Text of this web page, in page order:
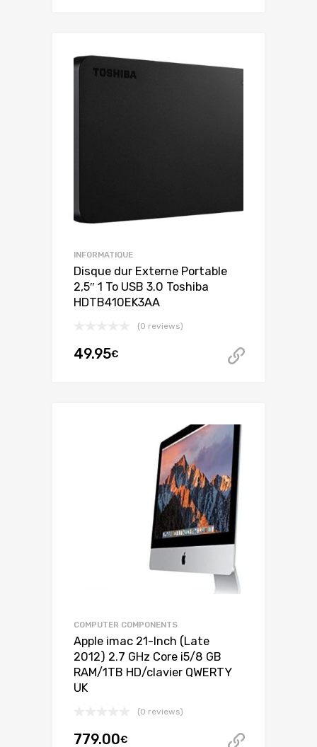
INFORMATIQUE
Disque dur Externe Portable
2,5″ 1 To USB 3.0 Toshiba
HDTB410EK3AA
(0 reviews)
49.95€
COMPUTER COMPONENTS
Apple imac 21-Inch (Late
2012) 2.7 GHz Core i5/8 GB
RAM/1TB HD/clavier QWERTY
UK
(0 reviews)
779.00€